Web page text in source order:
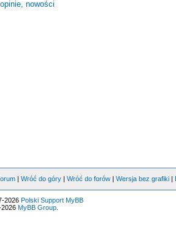
Wróć do góry Wróć do forów Wersja bez grafiki
2026 Polski Support MyBB
MyBB Group.